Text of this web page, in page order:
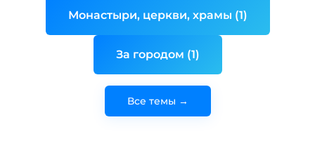
Монастыри, церкви, храмы (1)
За городом (1)
Все темы →